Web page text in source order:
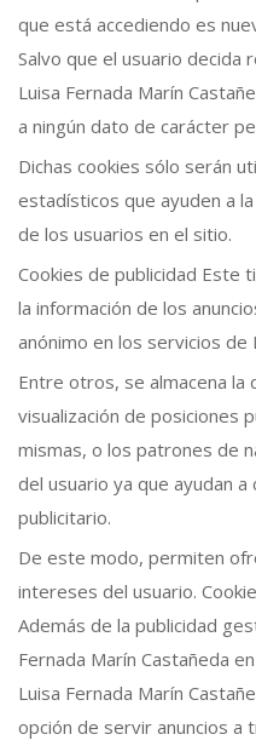
que está accediendo es
Salvo que el usuario decida
Luisa Fernada Marín
a ningún dato de carácter
Dichas cookies sólo serán
estadísticos que ayuden a
de los usuarios en el sitio.
Cookies de publicidad Este
la información de los
anónimo en los servicios de
Entre otros, se almacena la
visualización de posiciones
mismas, o los patrones de
del usuario ya que ayudan
publicitario.
De este modo, permiten
intereses del usuario.
Además de la publicidad
Fernada Marín Castañeda
Luisa Fernada Marín
opción de servir anuncios a